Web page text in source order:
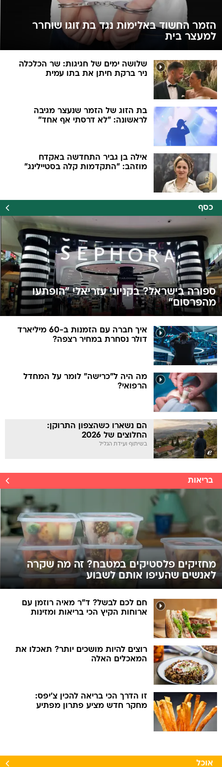
הזמר החשוד באלימות נגד בת זוגו שוחרר
למעצר בית
שלושה ימים של חגיגות: שר הכלכלה
ניר ברקת חיתן את בתו עמית
בת הזוג של הזמר שנעצר מגיבה
לראשונה: "לא דרסתי אף אחד"
אילה בן גביר התחדשה באקדח
מוזהב: "התקדמות קלה בסטיילינג"
כסף
ספורה בישראל? בקניוני עזריאלי "הופתעו
מהפרסום"
איך חברה עם הזמנות ב-60 מיליארד
דולר נסחרת במחיר רצפה?
מה היה ל"כרישה" לומר על המחדל
הרפואי?
הם נשארו כשהצפון התרוקן:
החלוצים של 2026
בשיתוף ועידת הגליל
בריאות
מחזיקים פלסטיקים במטבח? זה מה שקרה
לאנשים שהעיפו אותם לשבוע
חם לכם לבשל? ד"ר מאיה רוזמן עם
ארוחות הקיץ הכי בריאות ומזינות
רוצים להיות מושכים יותר? תאכלו את
המאכלים האלה
זו הדרך הכי בריאה להכין צ'יפס:
מחקר חדש מציע פתרון מפתיע
אוכל